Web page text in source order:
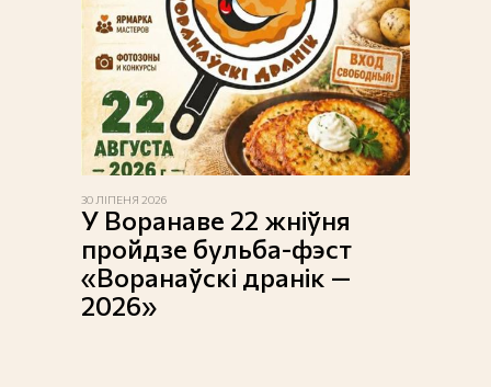
30 ЛІПЕНЯ 2026
У Воранаве 22 жніўня
пройдзе бульба-фэст
«Воранаўскі дранік —
2026»